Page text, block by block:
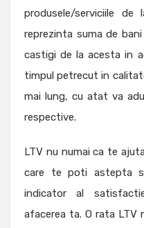
produsele/serviciile
reprezinta suma de
castigi de la acesta in
timpul petrecut in
mai lung, cu atat va
respective.
LTV nu numai ca te
care te poti astepta
indicator al
afacerea ta. O rata LTV